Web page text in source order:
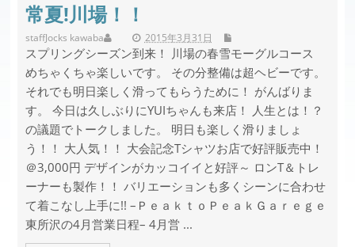
常夏!川場！！
staff 2015年3月31日
Jocks kawaba
スプリングシーズン到来！ 川場の春雪モーグルコース
めちゃくちゃ楽しいです。 その分整備は超ヘビーです。
それでも明日楽しく滑ってもらうために！ がんばりま
す。 今日は久しぶりにYUIちゃんも来店！ 人生とは！？
の議題でトークしました。 明日も楽しく滑りましょ
う！！ 大人気！！ 大会記念Tシャツお店で好評販売中！
＠3,000円 デザインがカッコイイと好評～ ロンT＆トレ
ーナーも製作！！ バリエーションも多くシーンに合わせ
て着こなし上手に!! –ＰｅａｋｔｏＰｅａｋＧａｒｅｇｅ
東所沢の4月営業日程– 4月営 ...